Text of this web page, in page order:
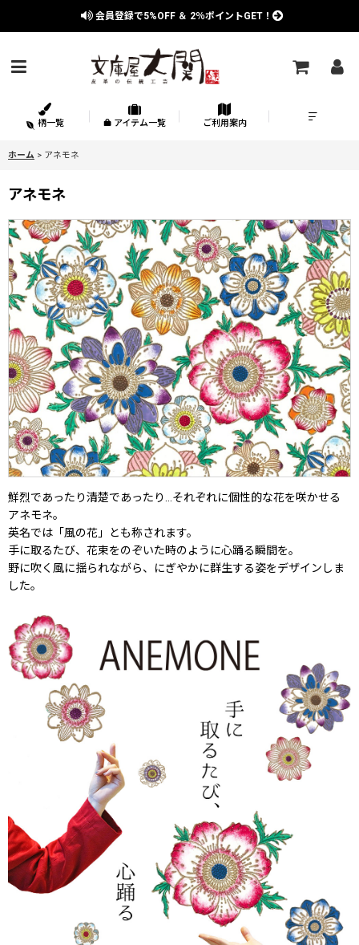
会員登録で5%OFF ＆ 2％ポイントGET！
柄一覧 アイテム一覧 ご利用案内
ホーム > アネモネ
アネモネ
鮮烈であったり清楚であったり…それぞれに個性的な花を咲かせる
アネモネ。
英名では「風の花」とも称されます。
手に取るたび、花束をのぞいた時のように心踊る瞬間を。
野に吹く風に揺られながら、にぎやかに群生する姿をデザインしま
した。